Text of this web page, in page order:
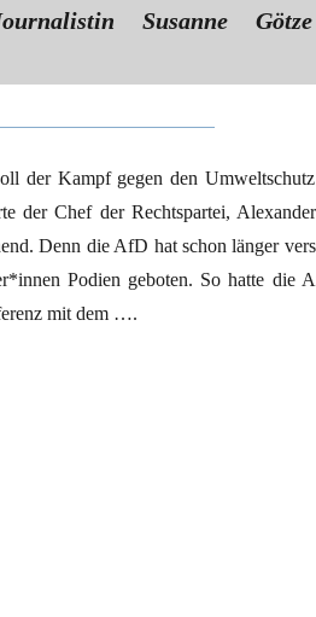
Susanne
der Kampf gegen den
der Chef der Rechtspartei,
Denn die AfD hat schon länger
Podien geboten. So hatte die
mit dem ….